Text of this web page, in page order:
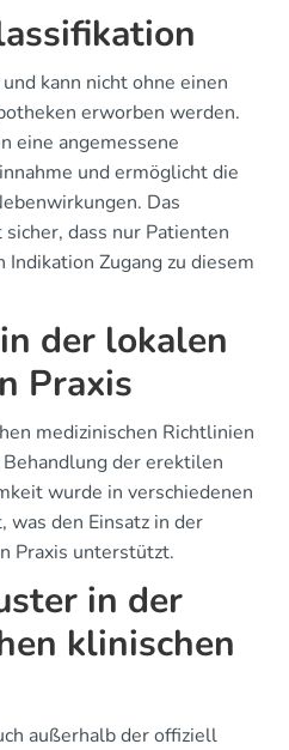
kann nicht ohne einen
erworben werden.
eine angemessene
und ermöglicht die
Das
dass nur Patienten
Zugang zu diesem
der lokalen
Praxis
medizinischen Richtlinien
der erektilen
wurde in verschiedenen
was den Einsatz in der
Praxis unterstützt.
in der
klinischen
außerhalb der offiziell